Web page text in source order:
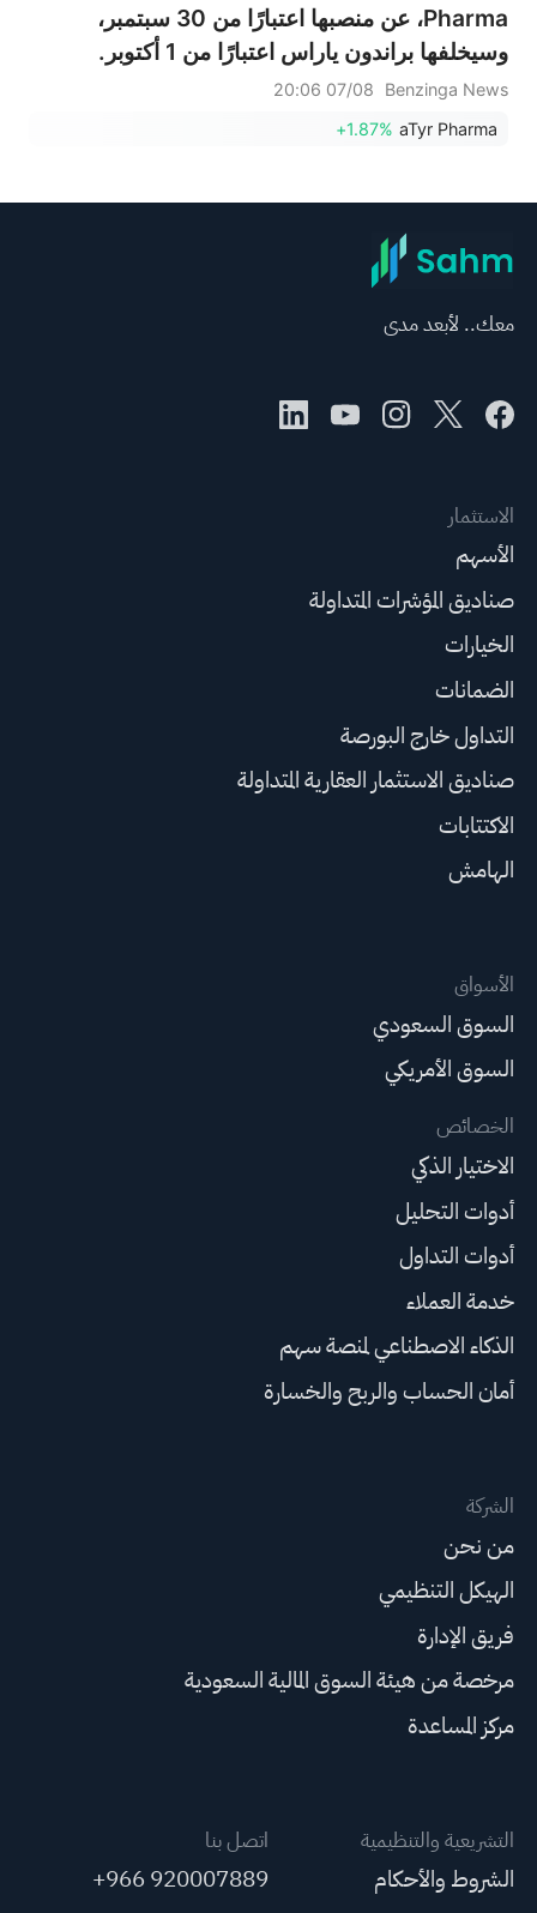
Pharma، عن منصبها اعتبارًا من 30 سبتمبر،
وسيخلفها براندون ياراس اعتبارًا من 1 أكتوبر.
Benzinga News
07/08 20:06
aTyr Pharma
+1.87%
معك.. لأبعد مدى
الاستثمار
الأسهم
صناديق المؤشرات المتداولة
الخيارات
الضمانات
التداول خارج البورصة
صناديق الاستثمار العقارية المتداولة
الاكتتابات
الهامش
الأسواق
السوق السعودي
السوق الأمريكي
الخصائص
الاختيار الذكي
أدوات التحليل
أدوات التداول
خدمة العملاء
الذكاء الاصطناعي لمنصة سهم
أمان الحساب والربح والخسارة
الشركة
من نحن
الهيكل التنظيمي
فريق الإدارة
مرخصة من هيئة السوق المالية السعودية
مركز المساعدة
التشريعية والتنظيمية
الشروط والأحكام
اتصل بنا
+966 920007889